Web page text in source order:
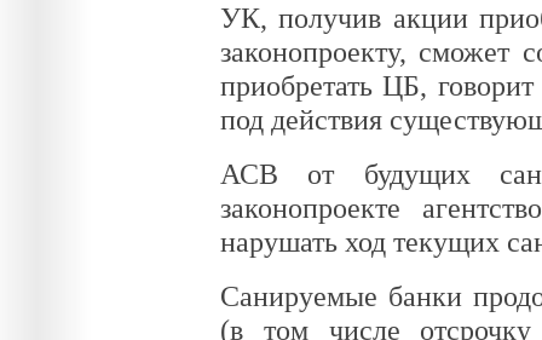
УК, получив акции
законопроекту, сможет
приобретать ЦБ,
под действия
АСВ от будущих
законопроекте
нарушать ход текущих
Санируемые банки
(в том числе